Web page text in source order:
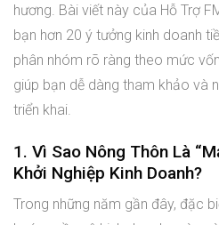
hương. Bài viết này của Hỗ Trợ
bạn hơn 20 ý tưởng kinh doanh
phân nhóm rõ ràng theo mức
giúp bạn dễ dàng tham khảo và
triển khai.
1. Vì Sao Nông Thôn Là
Khởi Nghiệp Kinh Doanh?
Trong những năm gần đây, đặc